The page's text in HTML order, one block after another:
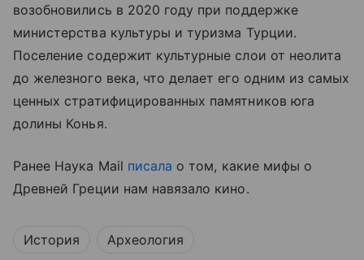
возобновились в 2020 году при поддержке
министерства культуры и туризма Турции.
Поселение содержит культурные слои от неолита
до железного века, что делает его одним из самых
ценных стратифицированных памятников юга
долины Конья.
Ранее Наука Mail писала о том, какие мифы о
Древней Греции нам навязало кино.
История Археология